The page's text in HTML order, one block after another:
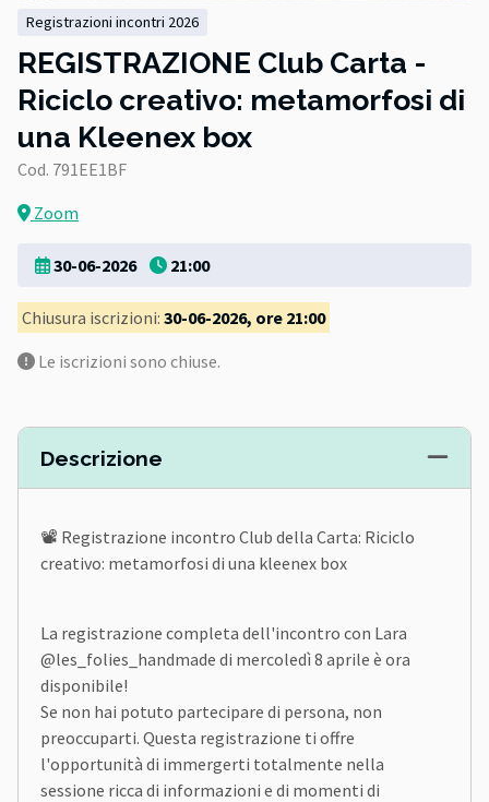
registrazioni incontri 2026
REGISTRAZIONE Club Carta -
Riciclo creativo: metamorfosi di
una Kleenex box
Cod. 791EE1BF
Zoom
30-06-2026 21:00
Chiusura iscrizioni: 30-06-2026, ore 21:00
Le iscrizioni sono chiuse.
Descrizione
📽️ Registrazione incontro Club della Carta: Riciclo
creativo: metamorfosi di una kleenex box
La registrazione completa dell'incontro con Lara
@les_folies_handmade di mercoledì 8 aprile è ora
disponibile!
Se non hai potuto partecipare di persona, non
preoccuparti. Questa registrazione ti offre
l'opportunità di immergerti totalmente nella
sessione ricca di informazioni e di momenti di